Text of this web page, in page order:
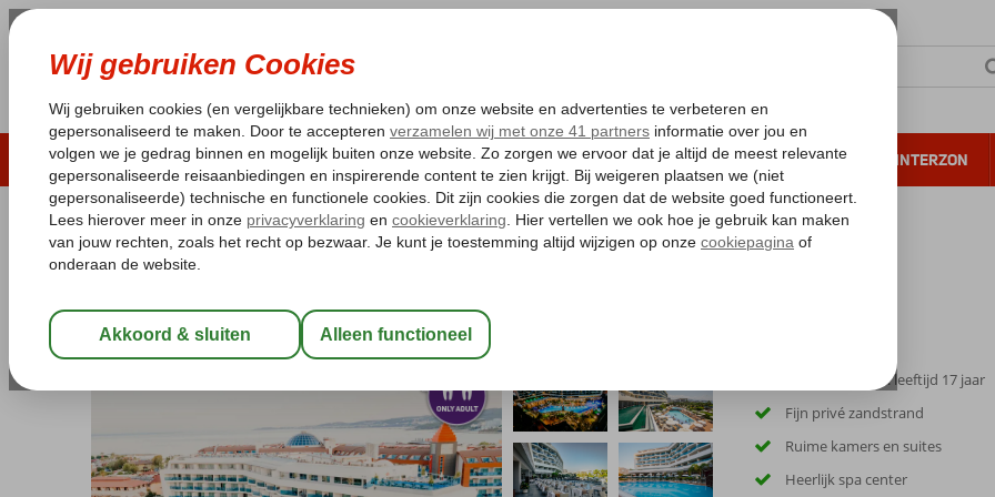
LAST MINUTE ZOMER 2026 ZONVAKANTIE VERRE REIZEN ALL INCLUSIVE WINTERZON
Pakketgarantie Laagsteprijsgarantie* Gratis annuleren*
Home
Turkije Turkse Riviera
Selene Beach & Spa
Ultra All Inclusive-Hotel
Only Adult: min. leeftijd 17 jaar
Fijn privé zandstrand
Ruime kamers en suites
Heerlijk spa center